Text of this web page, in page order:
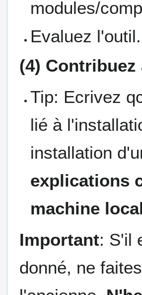
modules/
Evaluez l'outil.
(4)
Tip: Ecrivez
lié à
installation
explications
machine
Important: S'il
donné, ne